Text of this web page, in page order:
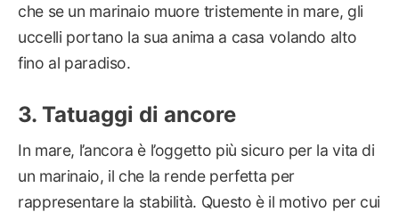
che se un marinaio muore tristemente in mare, gli
uccelli portano la sua anima a casa volando alto
fino al paradiso.
Tatuaggi di ancore
In mare, l’ancora è l’oggetto più sicuro per la vita di
un marinaio, il che la rende perfetta per
rappresentare la stabilità. Questo è il motivo per cui